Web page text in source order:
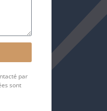
par
sont